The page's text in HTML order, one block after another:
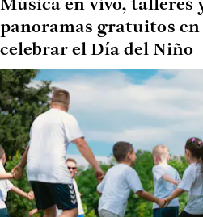
Música en vivo, talleres
panoramas gratuitos
celebrar el Día del Niño